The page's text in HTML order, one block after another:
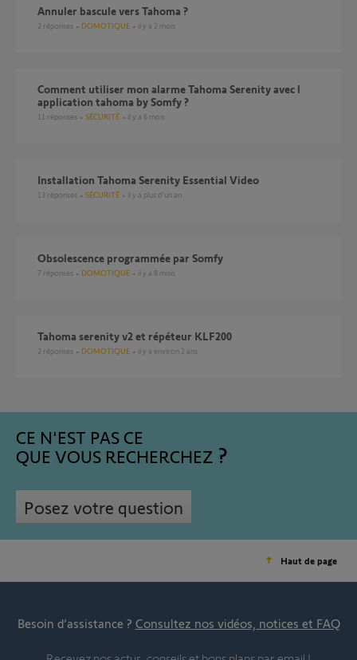
Annuler bascule vers Tahoma ?
2 réponses DOMOTIQUE il y a 2 mois
Comment utiliser mon alarme Tahoma Serenity avec l
application tahoma by Somfy ?
11 réponses SÉCURITÉ il y a 6 mois
Installation Tahoma Serenity Essential Video
13 réponses SÉCURITÉ il y a plus d'un an
Obsolescence programmée par Somfy
7 réponses DOMOTIQUE il y a 8 mois
Tahoma serenity v2 et répéteur KLF200
2 réponses DOMOTIQUE il y a environ 2 ans
CE N'EST PAS CE
QUE VOUS RECHERCHEZ
Posez votre question
Haut de page
Besoin d’assistance ? Consultez nos vidéos, notices et FAQ